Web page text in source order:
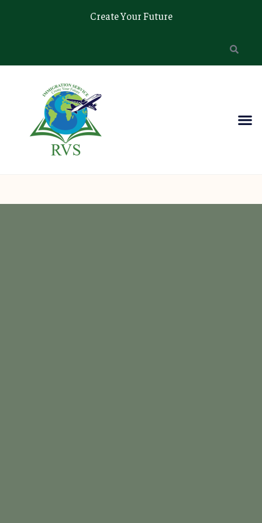
Create Your Future